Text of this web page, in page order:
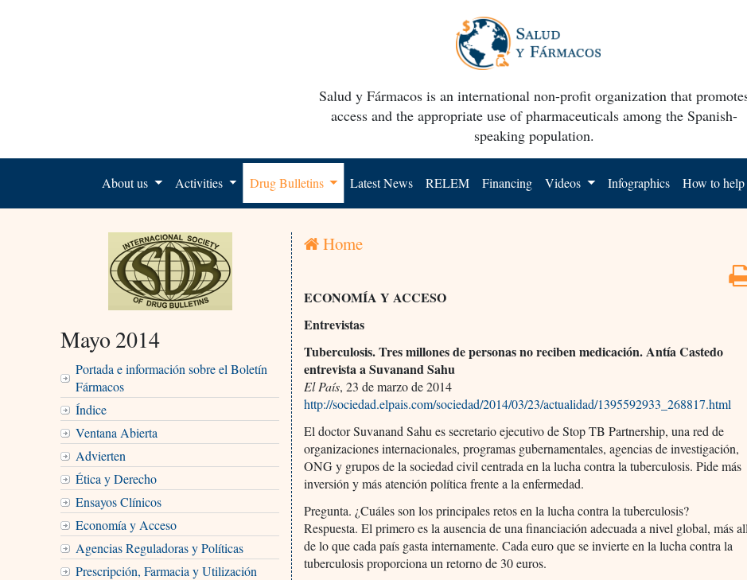
Salud y Fármacos is an international non-profit organization that
access and the appropriate use of pharmaceuticals among the Spanish-
speaking population.
About us Activities Drug Bulletins Latest News RELEM Financing Videos Infographics How to help
Mayo 2014
Portada e información sobre el Boletín
Fármacos
Índice
Ventana Abierta
Advierten
Ética y Derecho
Ensayos Clínicos
Economía y Acceso
Agencias Reguladoras y Políticas
Prescripción, Farmacia y Utilización
Home
ECONOMÍA Y ACCESO
Entrevistas
Tuberculosis. Tres millones de personas no reciben medicación. Antía Castedo
entrevista a Suvanand Sahu
El País, 23 de marzo de 2014
http://sociedad.elpais.com/sociedad/2014/03/23/actualidad/1395592933_268817.html
El doctor Suvanand Sahu es secretario ejecutivo de Stop TB Partnership, una red de
organizaciones internacionales, programas gubernamentales, agencias de investigación,
ONG y grupos de la sociedad civil centrada en la lucha contra la tuberculosis. Pide más
inversión y más atención política frente a la enfermedad.
Pregunta. ¿Cuáles son los principales retos en la lucha contra la tuberculosis?
Respuesta. El primero es la ausencia de una financiación adecuada a nivel global, más
de lo que cada país gasta internamente. Cada euro que se invierte en la lucha contra la
tuberculosis proporciona un retorno de 30 euros.